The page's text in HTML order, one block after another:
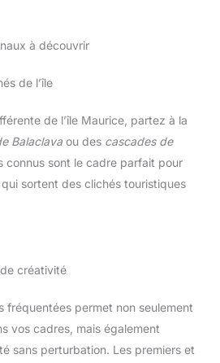
à découvrir
de l’île
de l’île Maurice, partez à la
Balaclava ou des cascades de
connus sont le cadre parfait pour
sortent des clichés touristiques
créativité
fréquentées permet non seulement
vos cadres, mais également
sans perturbation. Les premiers et